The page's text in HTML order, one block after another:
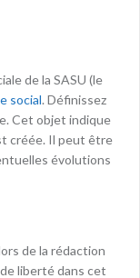
de la SASU (le
social. Définissez
Cet objet indique
créée. Il peut être
évolutions
de la rédaction
liberté dans cet